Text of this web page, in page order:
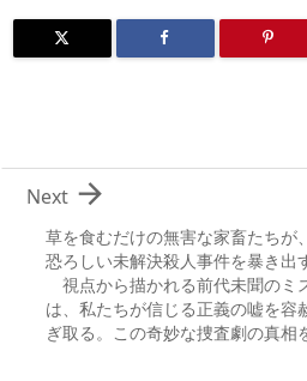
草を食むだけの無害な家畜たちが
恐ろしい未解決殺人事件を暴き出
視点から描かれる前代未聞のミ
は、私たちが信じる正義の嘘を容
ぎ取る。この奇妙な捜査劇の真相

Next